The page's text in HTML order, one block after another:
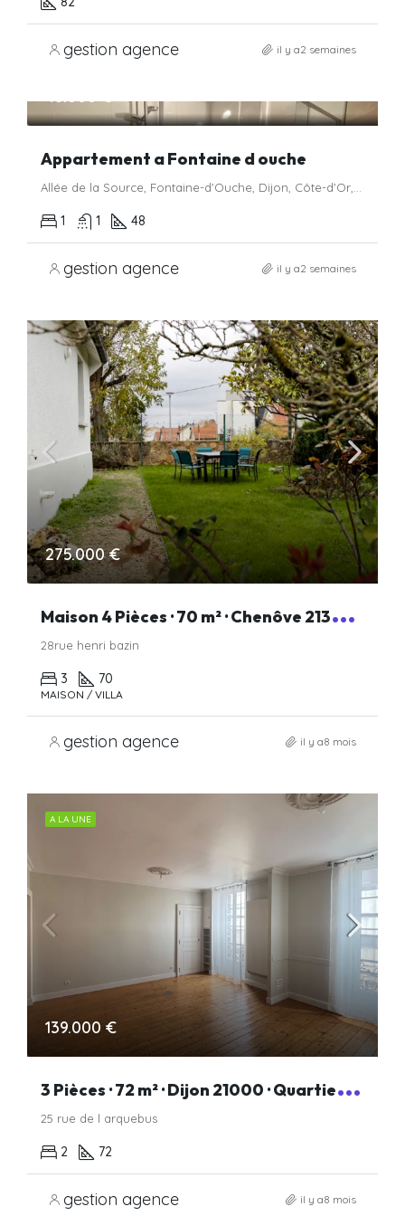
gestion agence il y a2 semaines
48.000 €
Appartement a Fontaine d ouche
1 1 48
gestion agence il y a2 semaines
275.000 €
M
aison 4 Pièces · 70 m² · Chenôve 21300 · Quartier Chenôve
28rue henri bazin
3 70
MAISON / VILLA
gestion agence il y a8 mois
A LA UNE
139.000 €
3
Pièces · 72 m² · Dijon 21000 · Quartier Darcy
25 rue de l arquebus
2 72
gestion agence il y a8 mois